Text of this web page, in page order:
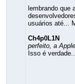
lembrando que
usuários até...
Ch4p0L1N
perfeito, a
Isso é